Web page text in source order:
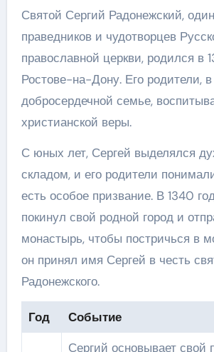
Святой Сергий Радонежский,
праведников и чудотворцев
православной церкви, родился в
Ростове-на-Дону. Его родители,
добросердечной семье,
христианской веры.
С юных лет, Сергей выделялся
складом, и его родители
есть особое призвание. В 1340
покинул свой родной город и
монастырь, чтобы постричься в
он принял имя Сергей в честь
Радонежского.
Год
Событие
Сергий основывает свой